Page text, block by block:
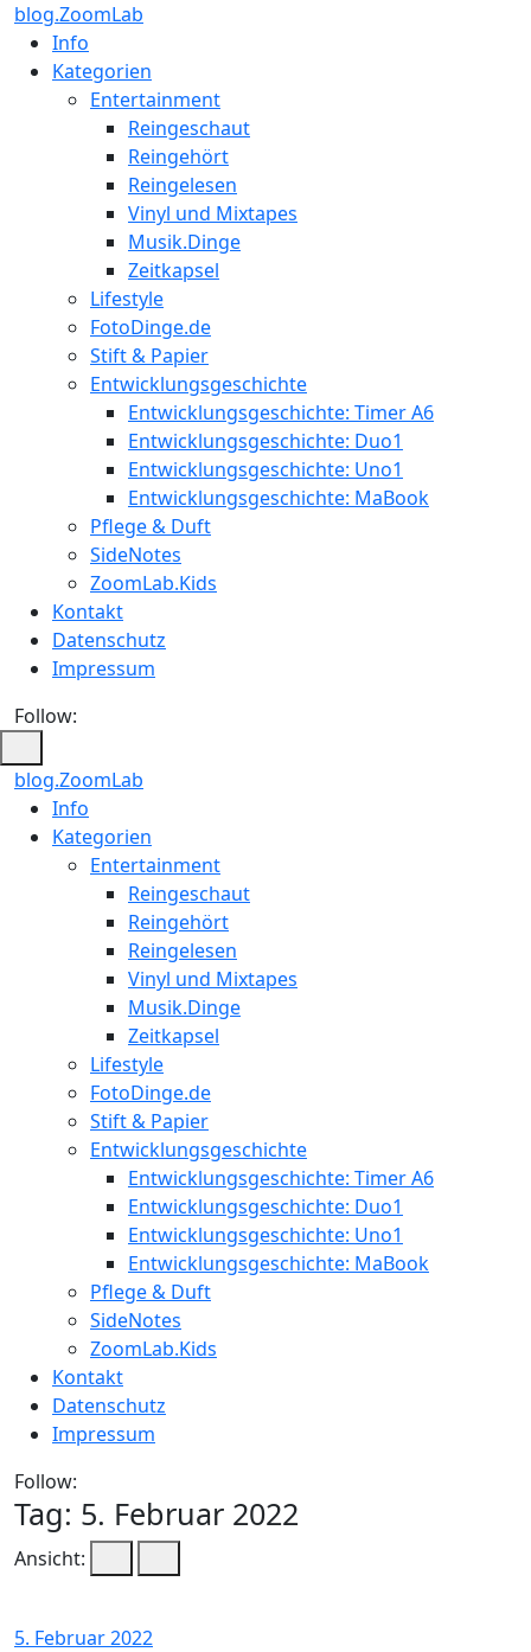
blog.ZoomLab
Info
Kategorien
Entertainment
Reingeschaut
Reingehört
Reingelesen
Vinyl und Mixtapes
Musik.Dinge
Zeitkapsel
Lifestyle
FotoDinge.de
Stift & Papier
Entwicklungsgeschichte
Entwicklungsgeschichte: Timer A6
Entwicklungsgeschichte: Duo1
Entwicklungsgeschichte: Uno1
Entwicklungsgeschichte: MaBook
Pflege & Duft
SideNotes
ZoomLab.Kids
Kontakt
Datenschutz
Impressum
Follow:
blog.ZoomLab
ZoomLab
//
Info
Kategorien
Entertainment
Reingeschaut
Reingehört
Reingelesen
Vinyl und Mixtapes
Musik.Dinge
Zeitkapsel
Lifestyle
FotoDinge.de
Stift & Papier
Entwicklungsgeschichte
Entwicklungsgeschichte: Timer A6
Entwicklungsgeschichte: Duo1
Entwicklungsgeschichte: Uno1
Entwicklungsgeschichte: MaBook
Pflege & Duft
SideNotes
ZoomLab.Kids
Kontakt
Datenschutz
Impressum
Follow:
Tag: 5. Februar 2022
Ansicht:
5. Februar 2022